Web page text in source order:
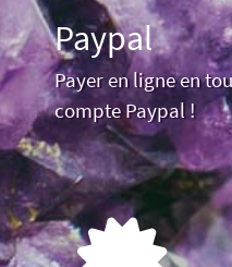
Paypal
Payer en ligne en
compte Paypal !